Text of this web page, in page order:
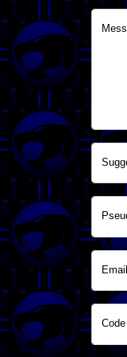
Email
Code